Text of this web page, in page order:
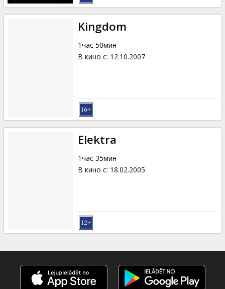
Kingdom
1час 50мин
В кино с: 12.10.2007
Elektra
1час 35мин
В кино с: 18.02.2005